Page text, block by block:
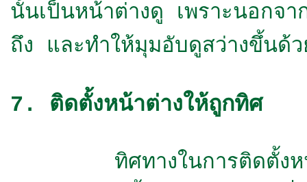
นั้นเป็นหน้าต่างดู เพราะนอกจ
ถึง และทำให้มุมอับดูสว่างขึ้นด้ว
7. ติดตั้งหน้าต่างให้ถูกทิศ
ทิศทางในการติดตั้งหน้าต่า